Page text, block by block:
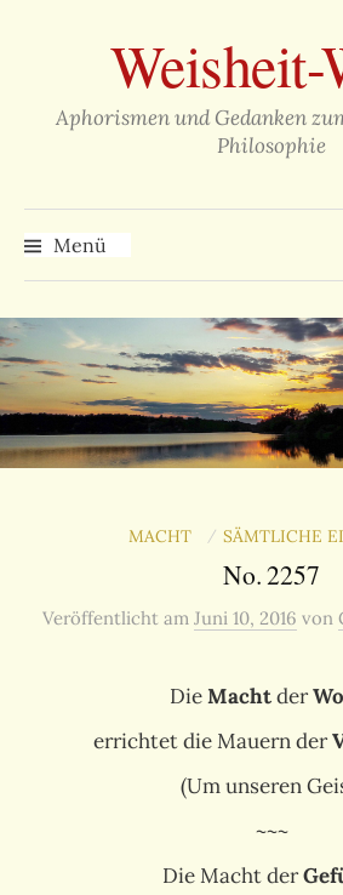
überspringen
Aphorismen und Gedanken
Philosophie
Menü
MACHT / SÄMTLICHE
No. 2257
Veröffentlicht am Juni 10, 2016 von
DieMachtder
errichtet die Mauern der
(Um unseren
~~~
Die Macht der